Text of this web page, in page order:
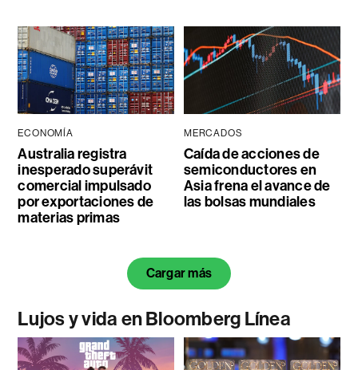
ECONOMÍA
Australia registra
inesperado superávit
comercial impulsado
por exportaciones de
materias primas
MERCADOS
Caída de acciones de
semiconductores en
Asia frena el avance de
las bolsas mundiales
Cargar más
Lujos y vida en Bloomberg Línea